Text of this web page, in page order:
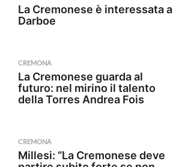
La Cremonese è interessata a
Darboe
CREMONA
La Cremonese guarda al
futuro: nel mirino il talento
della Torres Andrea Fois
CREMONA
Millesi: “La Cremonese deve